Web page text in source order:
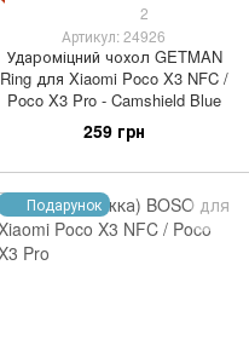
2
Артикул: 24926
Удароміцний чохол GETMAN
Ring для Xiaomi Poco X3 NFC /
Poco X3 Pro - Camshield Blue
259 грн
Подарунок